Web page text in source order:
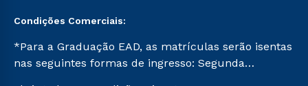
Condições Comerciais:
*Para a Graduação EAD, as matrículas serão isentas
nas seguintes formas de ingresso: Segunda